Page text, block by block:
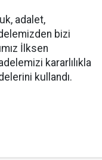
adalet,
bizi
İlksen
kararlılıkla
kullandı.